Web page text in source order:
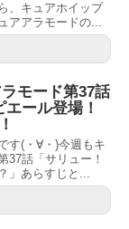
ードの主人公
ています。
、キュアホイップ
アアラモードの...
モード第37話
ール登場！
す(・∀・)今週もキ
37話「サリュー！
」あらすじと...